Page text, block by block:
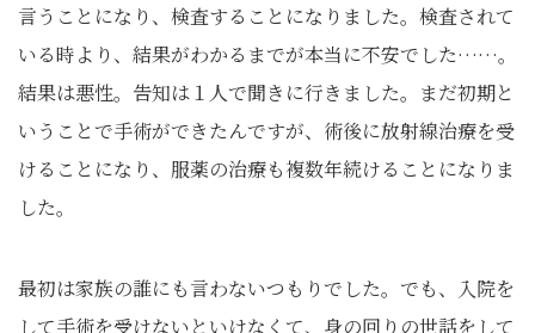
言うことになり、検査することになりました。検査されて
いる時より、結果がわかるまでが本当に不安でした……。
結果は悪性。告知は１人で聞きに行きました。まだ初期と
いうことで手術ができたんですが、術後に放射線治療を受
けることになり、服薬の治療も複数年続けることになりま
した。
最初は家族の誰にも言わないつもりでした。でも、入院を
して手術を受けないといけなくて、身の回りの世話をして